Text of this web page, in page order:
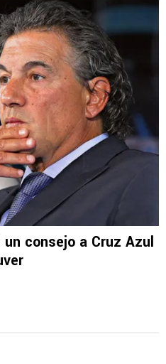
consejo a Cruz Azul